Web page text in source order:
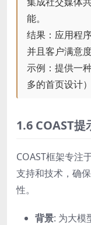
能。
结果：应用程
并且客户满意
示例：提供一
多的首页设计）
1.6 COAST提
COAST框架专注
支持和技术，确
性。
背景: 为大模